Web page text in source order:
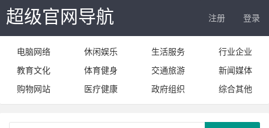
超级官网导航 注册 登录
电脑网络 休闲娱乐 生活服务
行业企业
教育文化
体育健身 交通旅游
新闻媒体
购物网站
医疗健康 政府组织 综合其他